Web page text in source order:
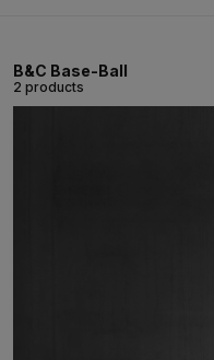
B&C Base-Ball
2 products